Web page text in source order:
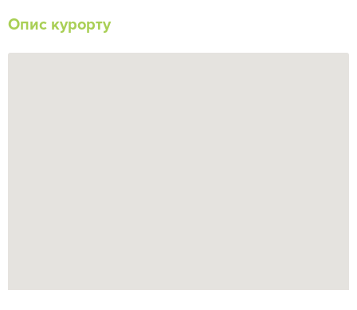
Опис курорту